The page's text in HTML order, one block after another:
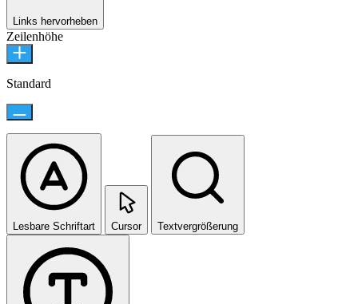
Links hervorheben
Zeilenhöhe
Standard
Lesbare Schriftart Cursor Textvergrößerung